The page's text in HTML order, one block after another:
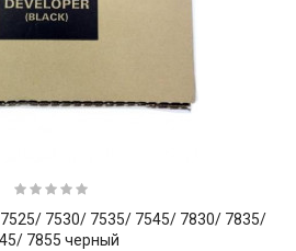
7525/ 7530/ 7535/ 7545/ 7830/ 7835/
7855 черный